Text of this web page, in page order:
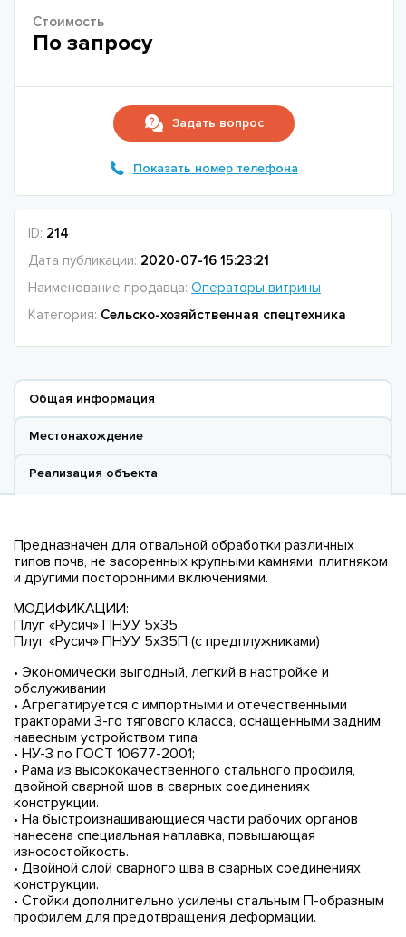
Стоимость
По запросу
Задать вопрос
Показать номер телефона
ID: 214
Дата публикации: 2020-07-16 15:23:21
Наименование продавца: Операторы витрины
Категория: Сельско-хозяйственная спецтехника
Общая информация
Местонахождение
Реализация объекта
Предназначен для отвальной обработки различных
типов почв, не засоренных крупными камнями, плитняком
и другими посторонними включениями.
МОДИФИКАЦИИ:
Плуг «Русич» ПНУУ 5х35
Плуг «Русич» ПНУУ 5х35П (с предплужниками)
• Экономически выгодный, легкий в настройке и
обслуживании
• Агрегатируется с импортными и отечественными
тракторами 3-го тягового класса, оснащенными задним
навесным устройством типа
• НУ-3 по ГОСТ 10677-2001;
• Рама из высококачественного стального профиля,
двойной сварной шов в сварных соединениях
конструкции.
• На быстроизнашивающиеся части рабочих органов
нанесена специальная наплавка, повышающая
износостойкость.
• Двойной слой сварного шва в сварных соединениях
конструкции.
• Стойки дополнительно усилены стальным П-образным
профилем для предотвращения деформации.